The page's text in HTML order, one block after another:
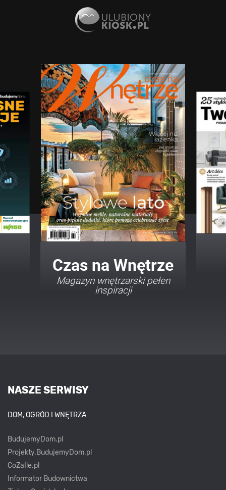
Twój Dom Twój Styl
Porady i inspiracje w
najmodniejszych stylach
NASZE SERWISY
DOM, OGRÓD I WNĘTRZA
BudujemyDom.pl
Projekty.BudujemyDom.pl
CoZaIle.pl
Informator Budownictwa